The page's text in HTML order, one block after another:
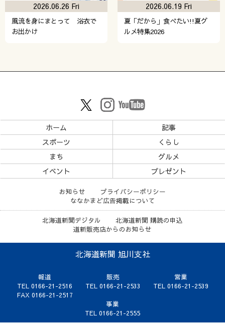
風流を身にまとって 浴衣で
お出かけ
2026.06.26 Fri
夏「だから」食べたい!!夏グ
ルメ特集2026
2026.06.19 Fri
ホーム
記事
スポーツ
くらし
まち
グルメ
イベント
プレゼント
お知らせ
プライバシーポリシー
ななかまど広告掲載について
北海道新聞デジタル
北海道新聞 購読の申込
道新販売店からのお知らせ
北海道新聞 旭川支社
報道
TEL 0166-21-2516
FAX 0166-21-2517
販売
TEL 0166-21-2533
営業
TEL 0166-21-2539
事業
TEL 0166-21-2555